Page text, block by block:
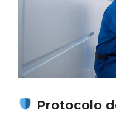
Protocolo